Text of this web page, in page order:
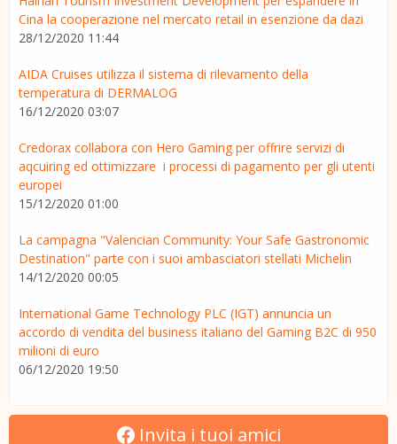
Cina la cooperazione nel mercato retail in esenzione da dazi
28/12/2020 11:44
AIDA Cruises utilizza il sistema di rilevamento della
temperatura di DERMALOG
16/12/2020 03:07
Credorax collabora con Hero Gaming per offrire servizi di
aqcuiring ed ottimizzare i processi di pagamento per gli utenti
europei
15/12/2020 01:00
La campagna "Valencian Community: Your Safe Gastronomic
Destination" parte con i suoi ambasciatori stellati Michelin
14/12/2020 00:05
International Game Technology PLC (IGT) annuncia un
accordo di vendita del business italiano del Gaming B2C di 950
milioni di euro
06/12/2020 19:50
Invita i tuoi amici